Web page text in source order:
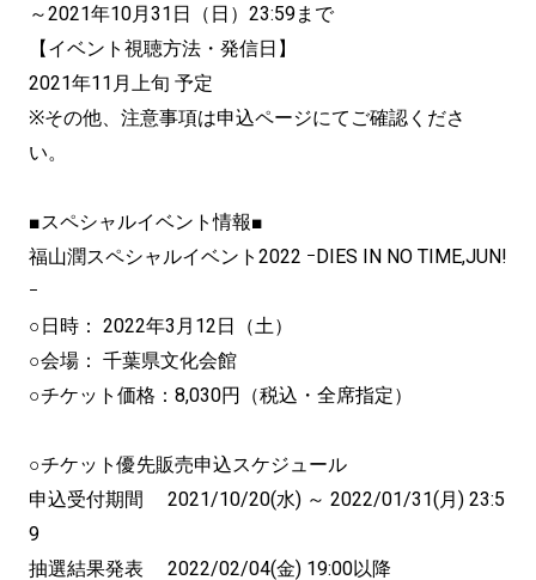
～2021年10月31日（日）23:59まで
【イベント視聴方法・発信日】
2021年11月上旬 予定
※その他、注意事項は申込ページにてご確認くださ
い。
■スペシャルイベント情報■
福山潤スペシャルイベント2022 ｰDIES IN NO TIME,JUN!
ｰ
○日時： 2022年3月12日（土）
○会場： 千葉県文化会館
○チケット価格：8,030円（税込・全席指定）
○チケット優先販売申込スケジュール
申込受付期間 2021/10/20(水) ～ 2022/01/31(月) 23:5
9
抽選結果発表 2022/02/04(金) 19:00以降